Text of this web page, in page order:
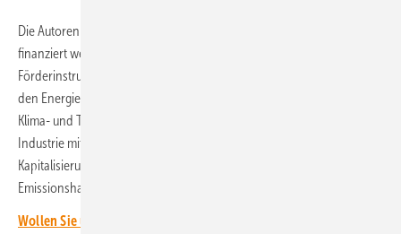
Die Autoren der Studie haben sich auch überlegt, wie diese CCFD
finanziert werden können. Sie schlagen die Nutzung existierender
Förderinstrumente sowie Garantien durch den Bundeshaushalt oder
den Energie- und Klimafonds vor. Letzterer muss gestärkt und als
Klima- und Transformationsfonds ausgestaltet werden, so dass die
Industrie mit einbezogen werden kann. Außerdem sei eine weitere
Kapitalisierung mit Haushaltsmitteln, Krediten und Erlösen aus dem
Emissionshandel erforderlich.
Wollen Sie über die Energiewende auf dem Laufenden bleiben?